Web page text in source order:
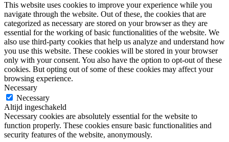
This website uses cookies to improve your experience while you
navigate through the website. Out of these, the cookies that are
categorized as necessary are stored on your browser as they are
essential for the working of basic functionalities of the website. We
also use third-party cookies that help us analyze and understand how
you use this website. These cookies will be stored in your browser
only with your consent. You also have the option to opt-out of these
cookies. But opting out of some of these cookies may affect your
browsing experience.
Necessary
Necessary
Altijd ingeschakeld
Necessary cookies are absolutely essential for the website to
function properly. These cookies ensure basic functionalities and
security features of the website, anonymously.